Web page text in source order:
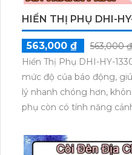
HIỂN THỊ PHỤ DHI-
563,000 ₫
563,000 ₫
Hiển Thị Phụ DHI-HY-
mức độ của báo động,
lý nhanh chóng hơn,
phụ còn có tính năng